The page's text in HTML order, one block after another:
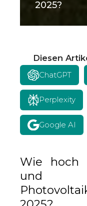
2025?
Diesen
ChatGPT
Perplexity
Google AI
Wie hoch
und